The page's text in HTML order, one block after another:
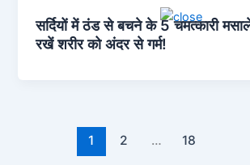
सर्दियों में ठंड से बचने के 5 चमत्कारी
रखें शरीर को अंदर से गर्म!
1 2 … 18